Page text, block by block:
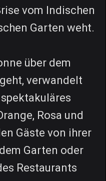
vom Indischen
Garten weht.
über dem
verwandelt
Rosa und
Gäste von ihrer
Garten oder
Restaurants